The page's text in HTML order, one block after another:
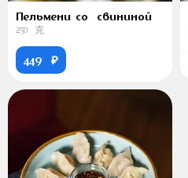
Пельмени со свининой
250 克
449 ₽